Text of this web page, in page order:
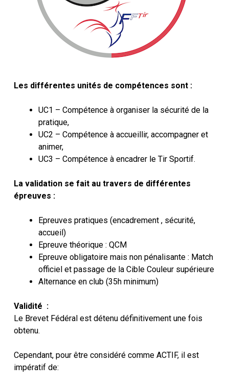
Les différentes unités de compétences sont :
UC1 – Compétence à organiser la sécurité de la
pratique,
UC2 – Compétence à accueillir, accompagner et
animer,
UC3 – Compétence à encadrer le Tir Sportif.
La validation se fait au travers de différentes
épreuves :
Epreuves pratiques (encadrement , sécurité,
accueil)
Epreuve théorique : QCM
Epreuve obligatoire mais non pénalisante : Match
officiel et passage de la Cible Couleur supérieure
Alternance en club (35h minimum)
Validité :
Le Brevet Fédéral est détenu définitivement une fois
obtenu.
Cependant, pour être considéré comme ACTIF, il est
impératif de: